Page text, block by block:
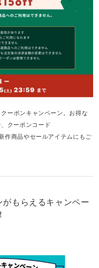
ーポンキャンペーン。お得な
クーポンコード
商品やセールアイテムにもご
もらえるキャンペー